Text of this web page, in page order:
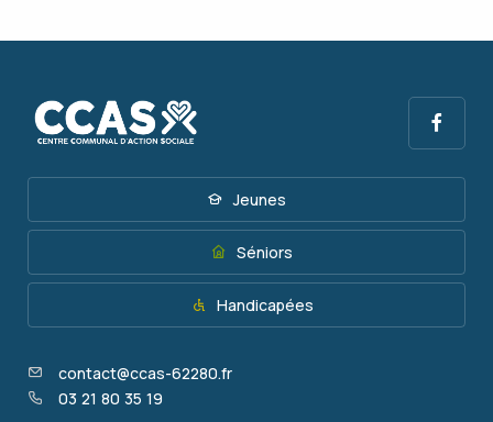
Jeunes
Séniors
Handicapées
contact@ccas-62280.fr
03 21 80 35 19